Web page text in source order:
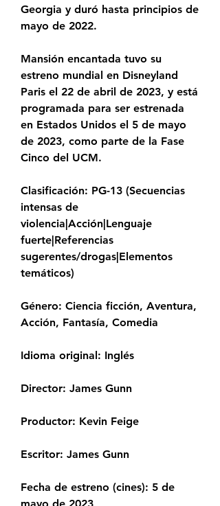
Georgia y duró hasta principios de
mayo de 2022.
Mansión encantada tuvo su
estreno mundial en Disneyland
Paris el 22 de abril de 2023, y está
programada para ser estrenada
en Estados Unidos el 5 de mayo
de 2023, como parte de la Fase
Cinco del UCM.
Clasificación: PG-13 (Secuencias
intensas de
violencia|Acción|Lenguaje
fuerte|Referencias
sugerentes/drogas|Elementos
temáticos)
Género: Ciencia ficción, Aventura,
Acción, Fantasía, Comedia
Idioma original: Inglés
Director: James Gunn
Productor: Kevin Feige
Escritor: James Gunn
Fecha de estreno (cines): 5 de